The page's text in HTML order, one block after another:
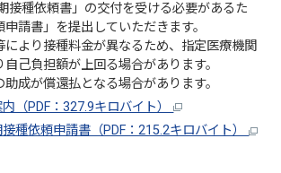
接種依頼書」の交付を受ける必要があるた
請書」を提出していただきます。
より接種料金が異なるため、指定医療機関
己負担額が上回る場合があります。
成が償還払となる場合があります。
（PDF：327.9キロバイト）
種依頼申請書（PDF：215.2キロバイト）